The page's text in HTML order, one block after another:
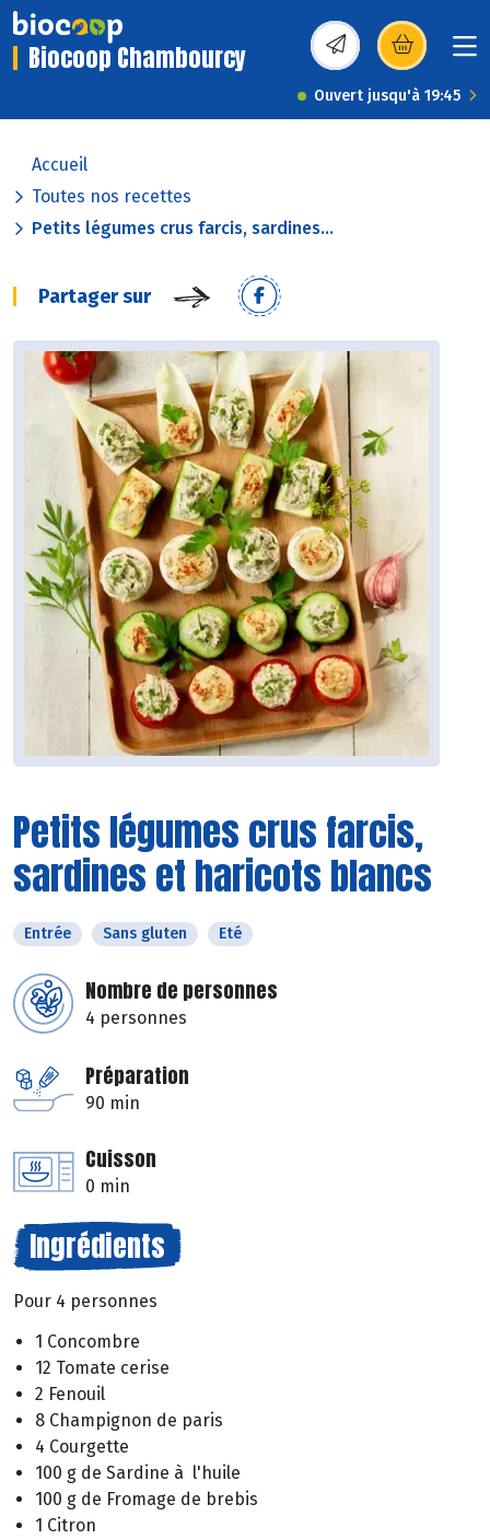
Biocoop Chambourcy (s’ouvre dans une
Ouvert jusqu'à 19:45
Accueil
Toutes nos recettes
Petits légumes crus farcis, sardines...
Partager sur
Petits légumes crus farcis,
sardines et haricots blancs
Entrée Sans gluten Eté
Nombre de personnes
4 personnes
Préparation
90 min
Cuisson
0 min
Ingrédients
Pour 4 personnes
1 Concombre
12 Tomate cerise
2 Fenouil
8 Champignon de paris
4 Courgette
100 g de Sardine à l'huile
100 g de Fromage de brebis
1 Citron